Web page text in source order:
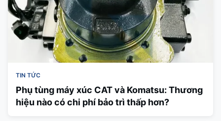
TIN TỨC
Phụ tùng máy xúc CAT và Komatsu: Thương
hiệu nào có chi phí bảo trì thấp hơn?